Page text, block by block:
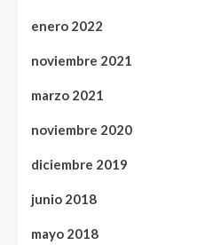
enero 2022
noviembre 2021
marzo 2021
noviembre 2020
diciembre 2019
junio 2018
mayo 2018